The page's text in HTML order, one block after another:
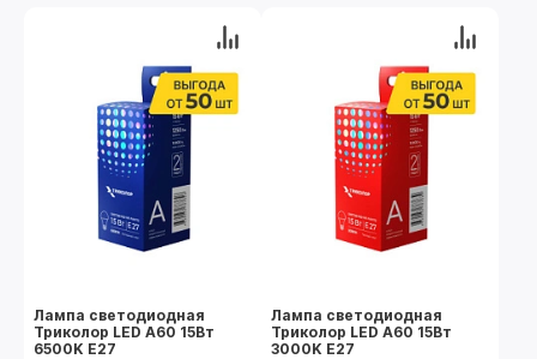
Лампа светодиодная
Триколор LED А60 15Вт
6500K E27
Лампа светодиодная
Триколор LED А60 15Вт
3000K E27